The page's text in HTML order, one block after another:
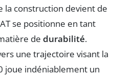
la construction devient de
se positionne en tant
de durabilité.
une trajectoire visant la
joue indéniablement un